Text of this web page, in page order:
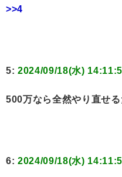
>>4
5: 2024/09/18(水)
500万なら全然やり直せる
6: 2024/09/18(水)